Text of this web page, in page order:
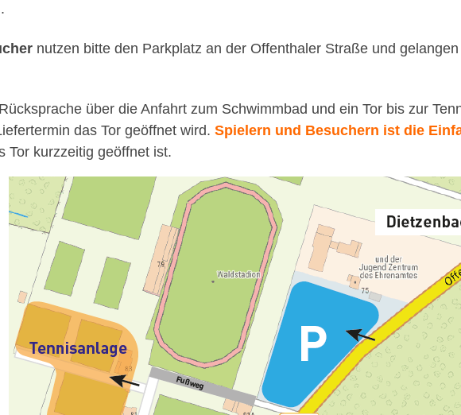
nutzen bitte den Parkplatz an der Offenthaler Straße und
über die Anfahrt zum Schwimmbad und ein Tor bis zur
das Tor geöffnet wird. Spielern und Besuchern ist die
Tor kurzzeitig geöffnet ist.